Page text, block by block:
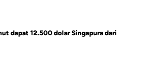
dapat 12.500 dolar Singapura dari